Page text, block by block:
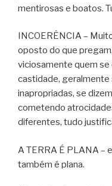
mentirosas e boatos.
INCOERÊNCIA –
oposto do que
viciosamente quem se
castidade,
inapropriadas, se
cometendo
diferentes, tudo
A TERRA É PLANA –
também é plana.